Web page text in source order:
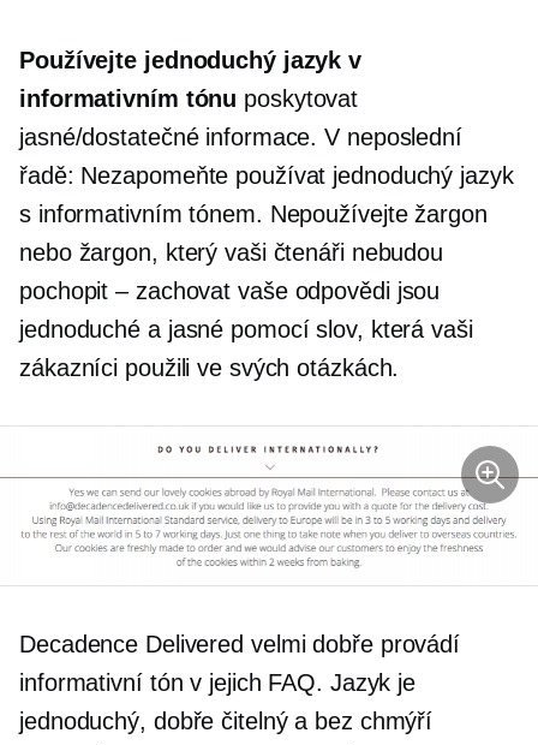
Používejte jednoduchý jazyk v
informativním tónu poskytovat
jasné/dostatečné informace. V neposlední
řadě: Nezapomeňte používat jednoduchý jazyk
s informativním tónem. Nepoužívejte žargon
nebo žargon, který vaši čtenáři nebudou
pochopit – zachovat vaše odpovědi jsou
jednoduché a jasné pomocí slov, která vaši
zákazníci použili ve svých otázkách.
Decadence Delivered velmi dobře provádí
informativní tón v jejich FAQ. Jazyk je
jednoduchý, dobře čitelný a bez chmýří